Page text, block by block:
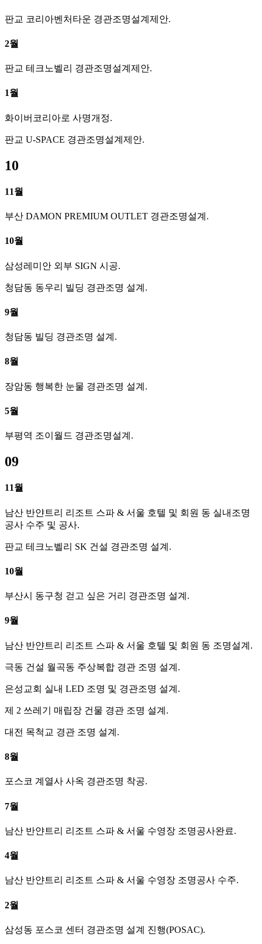
판교 코리아벤처타운 경관조명설계제안.
2월
판교 테크노벨리 경관조명설계제안.
1월
화이버코리아로 사명개정.
판교 U-SPACE 경관조명설계제안.
10
11월
부산 DAMON PREMIUM OUTLET 경관조명설계.
10월
삼성레미안 외부 SIGN 시공.
청담동 동우리 빌딩 경관조명 설계.
9월
청담동 빌딩 경관조명 설계.
8월
장암동 행복한 눈물 경관조명 설계.
5월
부평역 조이월드 경관조명설계.
09
11월
남산 반얀트리 리조트 스파 & 서울 호텔 및 회원 동 실내조명
공사 수주 및 공사.
판교 테크노벨리 SK 건설 경관조명 설계.
10월
부산시 동구청 걷고 싶은 거리 경관조명 설계.
9월
남산 반얀트리 리조트 스파 & 서울 호텔 및 회원 동 조명설계.
극동 건설 월곡동 주상복합 경관 조명 설계.
은성교회 실내 LED 조명 및 경관조명 설계.
제 2 쓰레기 매립장 건물 경관 조명 설계.
대전 목척교 경관 조명 설계.
8월
포스코 계열사 사옥 경관조명 착공.
7월
남산 반얀트리 리조트 스파 & 서울 수영장 조명공사완료.
4월
남산 반얀트리 리조트 스파 & 서울 수영장 조명공사 수주.
2월
삼성동 포스코 센터 경관조명 설계 진행(POSAC).